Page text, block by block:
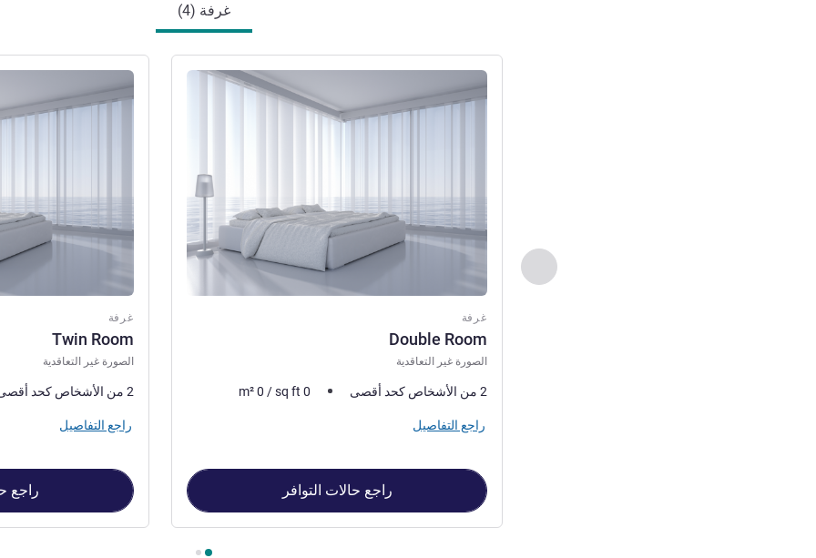
غرفة (4)
السابق - غرفة
غرفة
Double Room
الصورة غير التعاقدية
راجع التفاصيل
2 من الأشخاص كحد أقصى m²0 /sq ft 0
راجع التفاصيل
راجع حالات التوافر
غرفة
Twin Room
الصورة غير التعاقدية
راجع التفاصيل
2 من الأشخاص كحد أقصى
راجع التفاصيل
راجع